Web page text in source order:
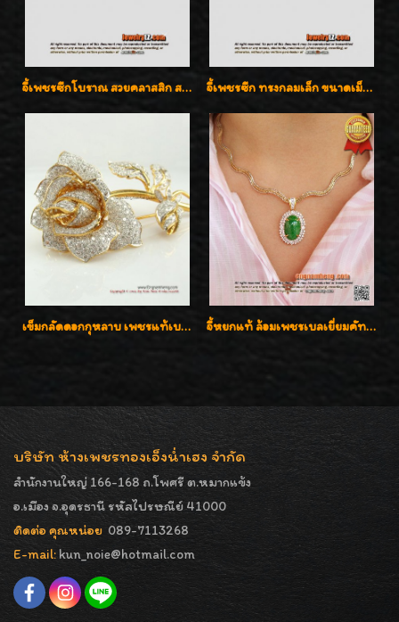
จี้เพชรซีกโบราณ สวยคลาสสิก สภาพสมบูรณ์สุดๆค่ะ จี้เพชรซีก ทรงกลมเล็ก ขนาดเม็ดกระดุม สวยๆ
เข็มกลัดดอกกุหลาบ เพชรแท้เบลเยี่ยมคัต งานปราณีตค่ะ จี้หยกแท้ ล้อมเพชรเบลเยี่ยมคัท ราคาพิเศษไม่แพงค่ะ
บริษัท ห้างเพชรทองเอ็งน่ำเฮง จำกัด
สำนักงานใหญ่ 166-168 ถ.โพศรี ต.หมากแข้ง
อ.เมือง จ.อุดรธานี รหัสไปรษณีย์ 41000
ติดต่อ คุณหน่อย 089-7113268
E-mail: kun_noie@hotmail.com